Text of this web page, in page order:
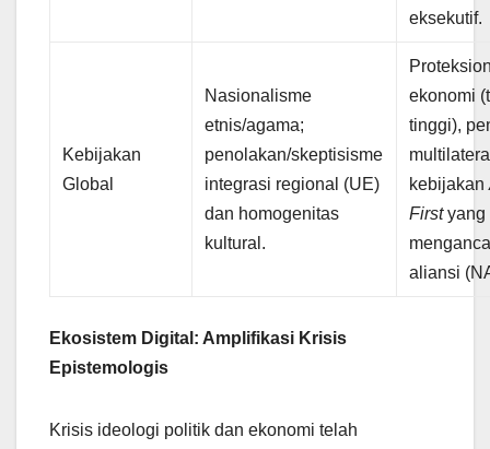
eksekutif.
Kebijakan
Global
Nasionalisme
etnis/agama;
penolakan/skeptisisme
integrasi regional (UE)
dan homogenitas
kultural.
ekonomi
tinggi),
kebijakan
Firstyang
aliansi
Ekosistem Digital: Amplifikasi Krisis
Epistemologis
Krisis ideologi politik dan ekonomi telah